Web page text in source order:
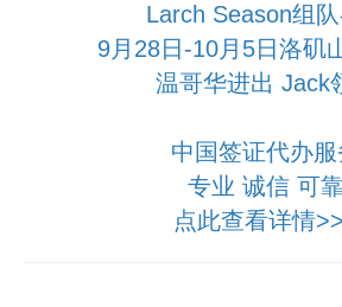
Larch Season组
9月28日-10月5日洛矶
温哥华进出 Jack
中国签证代办服
专业 诚信 可靠
点此查看详情